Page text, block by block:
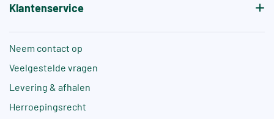
Klantenservice
Neem contact op
Veelgestelde vragen
Levering & afhalen
Herroepingsrecht